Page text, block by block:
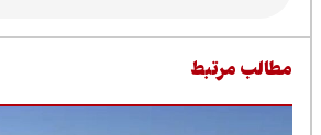
مرتبط